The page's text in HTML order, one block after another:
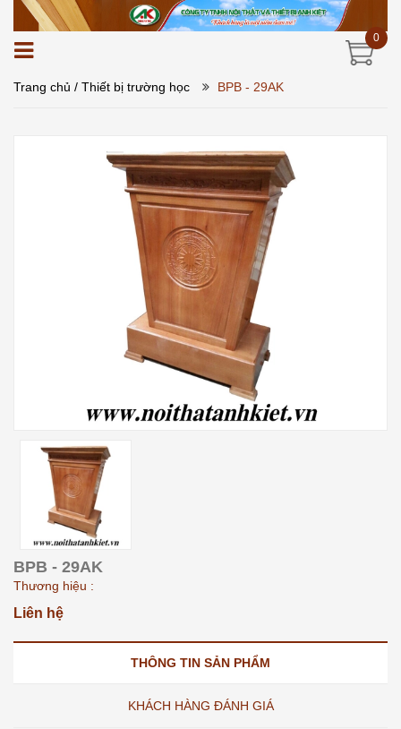
0
Trang chủ / Thiết bị trường học BPB - 29AK
BPB - 29AK
Thương hiệu :
Liên hệ
THÔNG TIN SẢN PHẨM
KHÁCH HÀNG ĐÁNH GIÁ